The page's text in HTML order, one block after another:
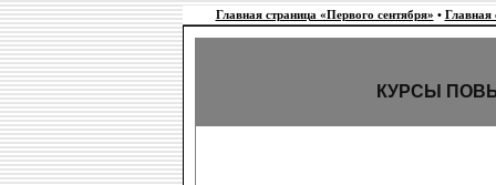
Главная страница «Первого сентября» • Главная
КУРСЫ